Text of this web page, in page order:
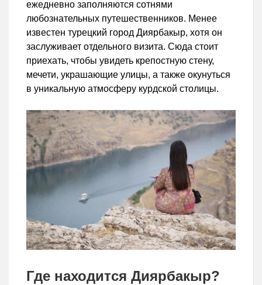
ежедневно заполняются сотнями
любознательных путешественников. Менее
известен турецкий город Диярбакыр, хотя он
заслуживает отдельного визита. Сюда стоит
приехать, чтобы увидеть крепостную стену,
мечети, украшающие улицы, а также окунуться
в уникальную атмосферу курдской столицы.
Где находится Диярбакыр?